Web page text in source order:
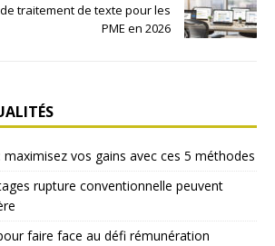
traitement de texte pour les
PME en 2026
vos gains avec ces 5 méthodes
rupture conventionnelle peuvent
faire face au défi rémunération